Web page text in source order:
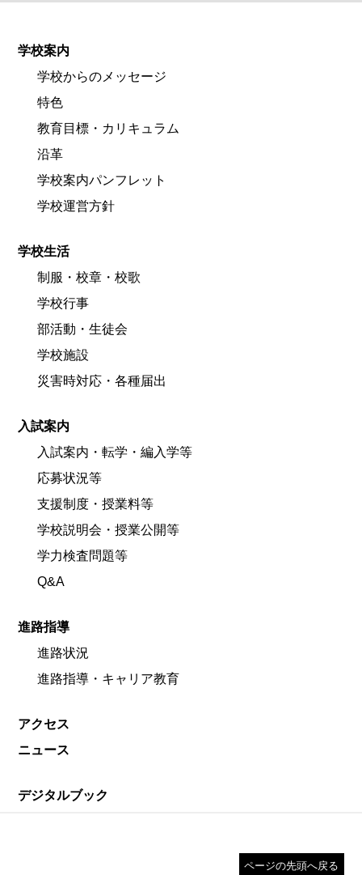
学校案内
学校からのメッセージ
特色
教育目標・カリキュラム
沿革
学校案内パンフレット
学校運営方針
学校生活
制服・校章・校歌
学校行事
部活動・生徒会
学校施設
災害時対応・各種届出
入試案内
入試案内・転学・編入学等
応募状況等
支援制度・授業料等
学校説明会・授業公開等
学力検査問題等
Q&A
進路指導
進路状況
進路指導・キャリア教育
アクセス
ニュース
デジタルブック
ページの先頭へ戻る